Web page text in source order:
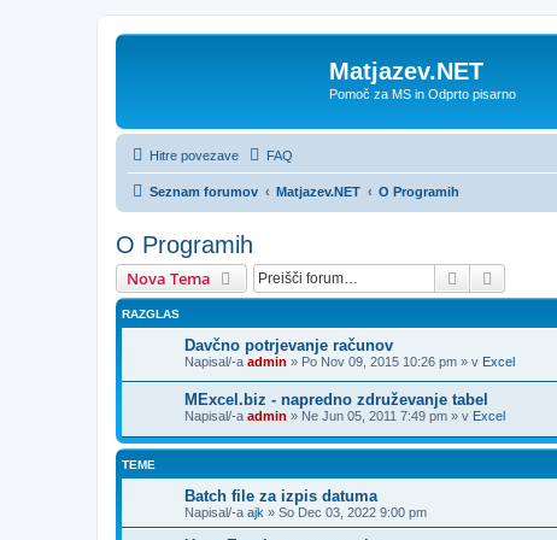
Matjazev.NET
Pomoč za MS in Odprto pisarno
Hitre povezave FAQ
Seznam forumov Matjazev.NET O Programih
O Programih
Nova Tema Iskanje
RAZGLAS
Davčno potrjevanje računov
Napisal/-a admin » Po Nov 09, 2015 10:26 pm » v Excel
MExcel.biz - napredno združevanje tabel
Napisal/-a admin » Ne Jun 05, 2011 7:49 pm » v Excel
TEME
Batch file za izpis datuma
Napisal/-a ajk » So Dec 03, 2022 9:00 pm